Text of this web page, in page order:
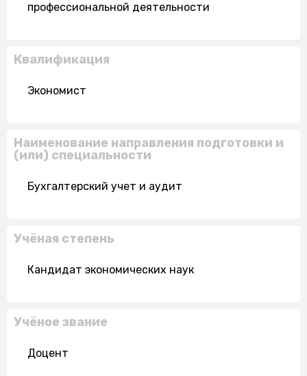
профессиональной деятельности
Квалификация
Экономист
Наименование направления подготовки и
(или) специальности
Бухгалтерский учет и аудит
Учёная степень
Кандидат экономических наук
Учёное звание
Доцент